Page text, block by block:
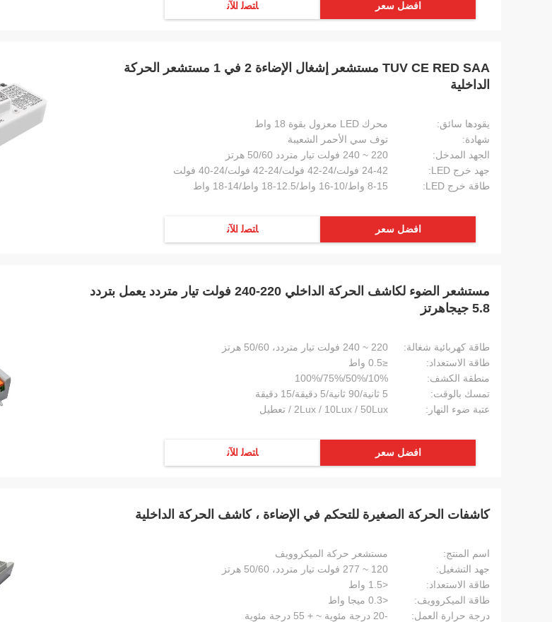
افضل سعر ﺎﺘﺼﻟ ﺍﻶﻧ
TUV CE RED SAA مستشعر إشغال الإضاءة 2 في 1 مستشعر الحركة
الداخلية
يقودها سائق:
محرك LED معزول بقوة 18 واط
شهادة:
توف سي الأحمر الشعيبة
الجهد المدخل:
220 ~ 240 فولت تيار متردد 50/60 هرتز
جهد خرج LED:
24-42 فولت/24-42 فولت/24-42 فولت/24-40 فولت
طاقة خرج LED:
8-15 واط/10-16 واط/12.5-18 واط/14-18 واط
افضل سعر ﺎﺘﺼﻟ ﺍﻶﻧ
مستشعر الضوء لكاشف الحركة الداخلي 220-240 فولت تيار متردد يعمل بتردد
5.8 جيجاهرتز
طاقة كهربائية شغالة:
220 ~ 240 فولت تيار متردد، 50/60 هرتز
طاقة الاستعداد:
≤0.5 واط
منطقة الكشف:
10%/50%/75%/100%
تمسك بالوقت:
5 ثانية/90 ثانية/5 دقيقة/15 دقيقة
عتبة ضوء النهار:
2Lux / 10Lux / 50Lux / تعطيل
افضل سعر ﺎﺘﺼﻟ ﺍﻶﻧ
كاشفات الحركة الصغيرة للتحكم في الإضاءة ، كاشف الحركة الداخلية
اسم المنتج:
مستشعر حركة الميكروويف
جهد التشغيل:
120 ~ 277 فولت تيار متردد، 50/60 هرتز
طاقة الاستعداد:
<1.5 واط
طاقة الميكروويف:
<0.3 ميجا واط
درجة حرارة العمل:
-20 درجة مئوية ~ + 55 درجة مئوية